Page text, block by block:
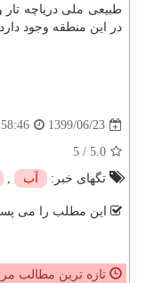
در این منطقه وجود دارد.
1399/06/23
5.0
/
5
تگهای خبر:
آب ,
این مطلب را می
تازه ترین مطالب